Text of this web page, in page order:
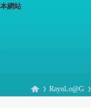
網站
RaynLo@G